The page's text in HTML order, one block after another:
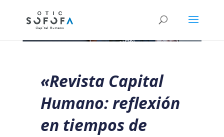
«Revista Capital
Humano: reflexión
en tiempos de